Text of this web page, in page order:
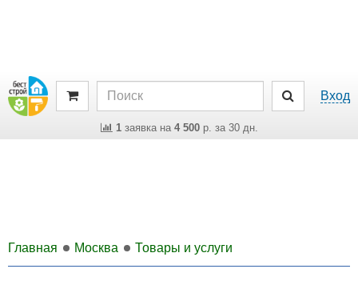
Вход
1заявка на 4 500р. за 30 дн.
Главная Москва Товары и услуги